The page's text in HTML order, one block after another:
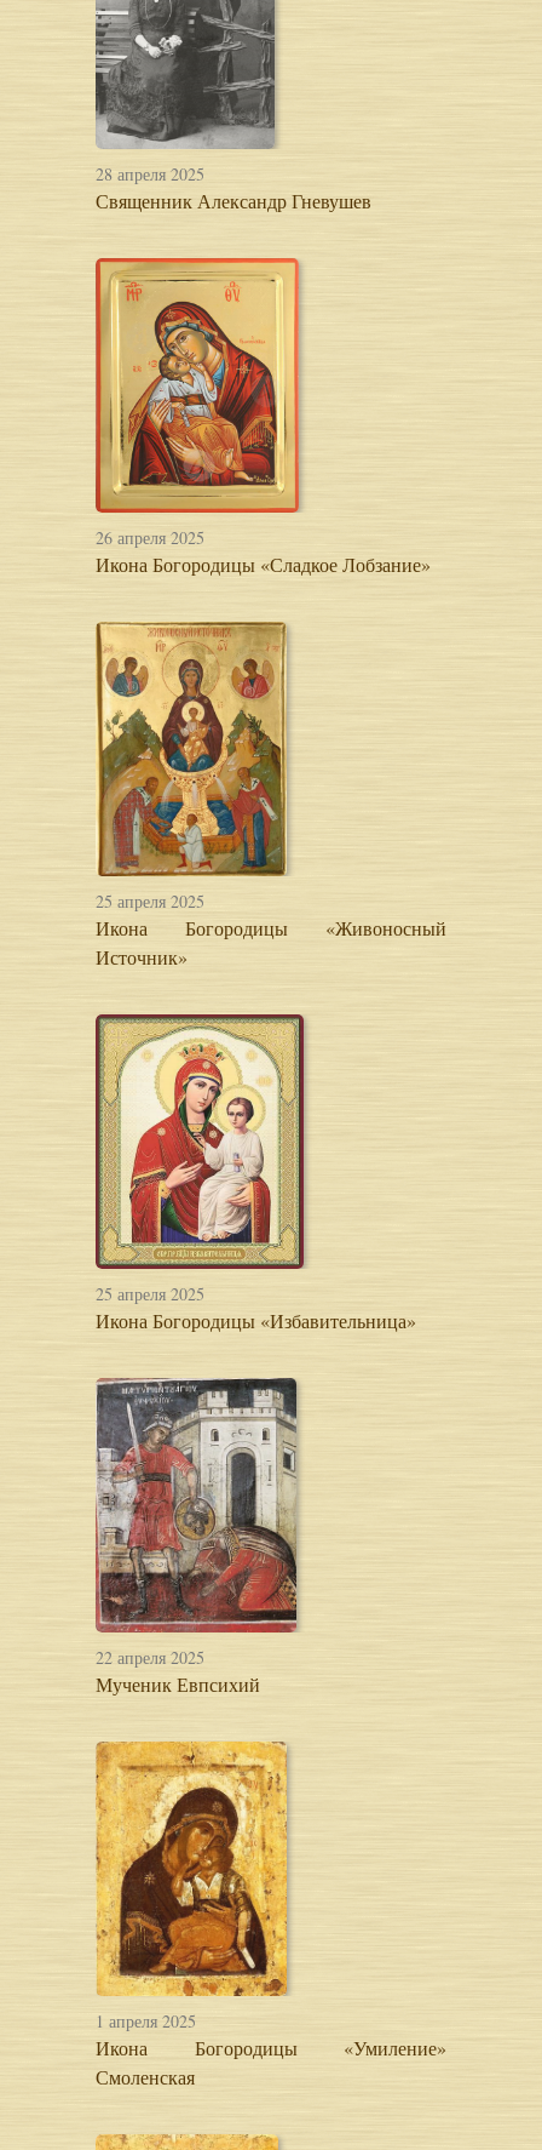
28 апреля 2025
Свя­щен­ник Алек­сандр Гне­ву­шев
26 апреля 2025
Икона Богородицы «Сладкое Лобзание»
25 апреля 2025
Икона Богородицы «Живоносный
Источник»
25 апреля 2025
Икона Богородицы «Избавительница»
22 апреля 2025
Мученик Евпсихий
1 апреля 2025
Икона Богородицы «Умиление»
Смоленская